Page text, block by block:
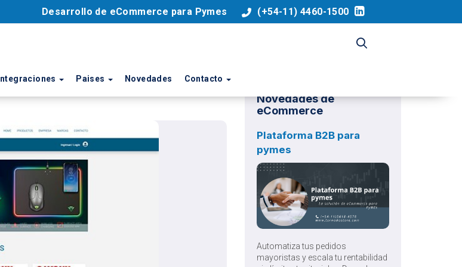
Desarrollo de eCommerce para Pymes (+54-11) 4460-1500
Integraciones Paises Novedades Contacto
Novedades de
eCommerce
Plataforma B2B para
pymes
Automatiza tus pedidos
mayoristas y escala tu rentabilidad